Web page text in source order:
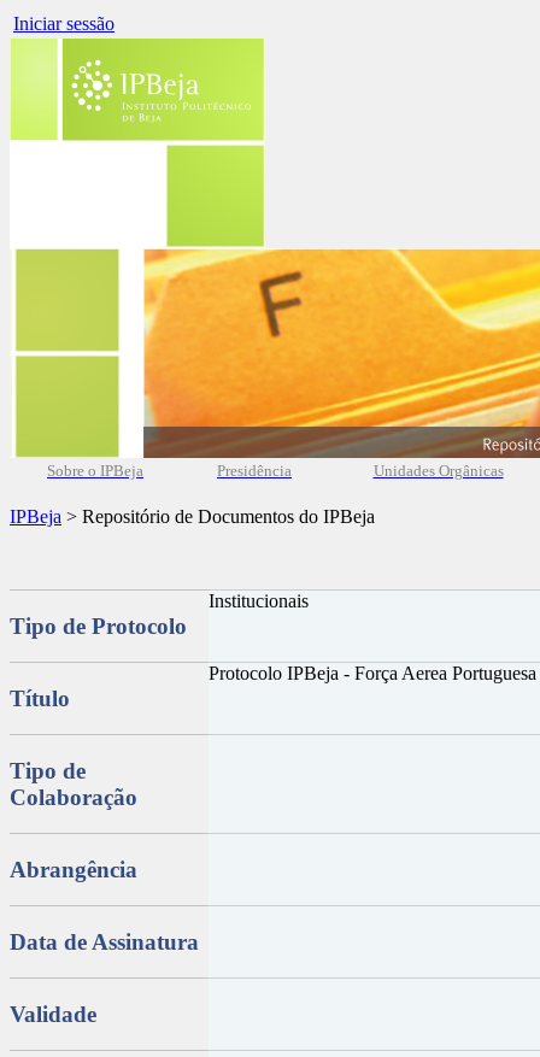
Iniciar sessão
Sobre o IPBeja Presidência Unidades Orgânicas
IPBeja > Repositório de Documentos do IPBeja
Tipo de Protocolo
Institucionais
Título
Protocolo IPBeja - Força Aerea Portuguesa
Tipo de
Colaboração
Abrangência
Data de Assinatura
Validade